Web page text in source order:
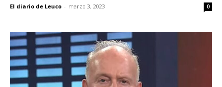
El diario de Leuco - marzo 3, 2023 0